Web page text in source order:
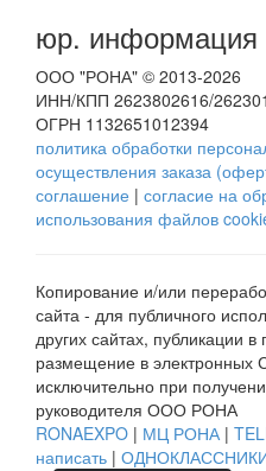
юр. информация
ООО "РОНА" © 2013-2026
ИНН/КПП 2623802616/
ОГРН 1132651012394
политика обработки
осуществления заказа
соглашение | согласие на
использования файлов
Копирование и/или
сайта - для публичного
других сайтах, публикации
размещение в электронных
исключительно при
руководителя ООО РОНА
RONAEXPO | МЦ РОНА|
написать |